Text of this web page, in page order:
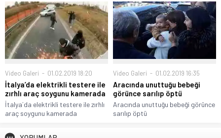
Video Galeri 01.02.2019 18:20
İtalya’da elektrikli testere ile
zırhlı araç soygunu kamerada
İtalya´da elektrikli testere ile zırhlı
araç soygunu kamerada
Video Galeri 01.02.2019 16:35
Aracında unuttuğu bebeği
görünce sarılıp öptü
Aracında unuttuğu bebeği görünce
sarılıp öptü